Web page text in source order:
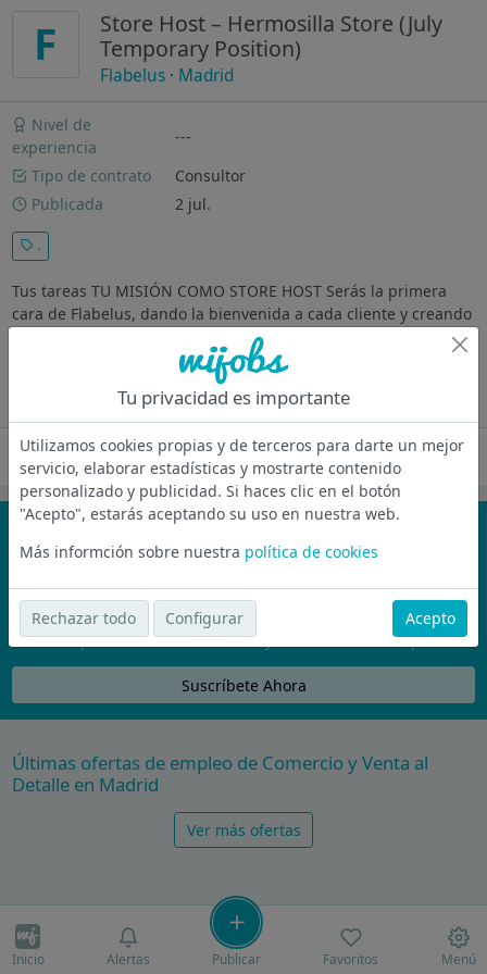
F
Store Host – Hermosilla Store (July
Temporary Position)
Flabelus · Madrid
Nivel de
experiencia
---
Tipo de contrato
Consultor
Publicada
2 jul.
.
Tus tareas TU MISIÓN COMO STORE HOST Serás la primera
cara de Flabelus, dando la bienvenida a cada cliente y creando
una primera impresión cálida e inolvidable desde el momento
en que cruza la puerta. Tu misión será asegurarte de que cada
Oferta desactivada
¡No te pierdas nada!
Únete a la comunidad de wijobs y recibe por email las mejores
ofertas de empleo
Nunca compartiremos tu email con nadie y no te vamos a enviar spam
Suscríbete Ahora
Últimas ofertas de empleo de Comercio y Venta al
Detalle en Madrid
Ver más ofertas
Inicio Alertas Publicar Favoritos Menú
Tu privacidad es importante
Utilizamos cookies propias y de terceros para darte un mejor
servicio, elaborar estadísticas y mostrarte contenido
personalizado y publicidad. Si haces clic en el botón
"Acepto", estarás aceptando su uso en nuestra web.
Más informción sobre nuestra política de cookies
Rechazar todo Configurar Acepto